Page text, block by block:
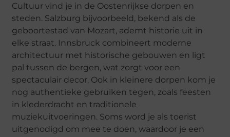
Cultuur vind je in de Oostenrijkse dorpen en
steden. Salzburg bijvoorbeeld, bekend als de
geboortestad van Mozart, ademt historie uit in
elke straat. Innsbruck combineert moderne
architectuur met historische gebouwen en ligt
pal tussen de bergen, wat zorgt voor een
spectaculair decor. Ook in kleinere dorpen kom je
nog authentieke gebruiken tegen, zoals feesten
in klederdracht en traditionele
muziekuitvoeringen. Soms word je als toerist
uitgenodigd om mee te doen, waardoor je een